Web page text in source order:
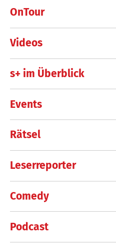
OnTour
Videos
s+ im Überblick
Events
Rätsel
Leserreporter
Comedy
Podcast